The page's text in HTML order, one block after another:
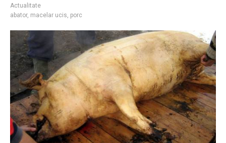
Actualitate
abator, macelar ucis, porc